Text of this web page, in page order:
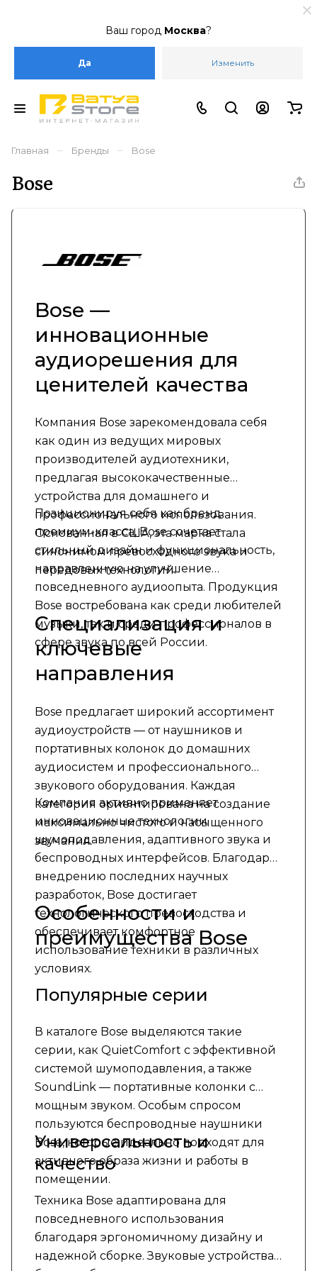
Ваш город Москва?
Да Изменить
Главная – Бренды – Bose
Bose
Bose —
инновационные
аудиорешения для
ценителей качества
Компания Bose зарекомендовала себя
как один из ведущих мировых
производителей аудиотехники,
предлагая высококачественные
устройства для домашнего и
профессионального использования.
Основанная в США, эта марка стала
синонимом превосходного звука и
передовых технологий.
Позиционируя себя как бренд
премиум-класса, Bose сочетает
стильный дизайн и функциональность,
направленную на улучшение
повседневного аудиоопыта. Продукция
Bose востребована как среди любителей
музыки, так и среди профессионалов в
сфере звука по всей России.
Специализация и
ключевые
направления
Bose предлагает широкий ассортимент
аудиоустройств — от наушников и
портативных колонок до домашних
аудиосистем и профессионального
звукового оборудования. Каждая
категория ориентирована на создание
максимально чистого и насыщенного
звучания.
Компания активно применяет
инновационные технологии
шумоподавления, адаптивного звука и
беспроводных интерфейсов. Благодаря
внедрению последних научных
разработок, Bose достигает
технологического превосходства и
обеспечивает комфортное
использование техники в различных
условиях.
Особенности и
преимущества Bose
Популярные серии
В каталоге Bose выделяются такие
серии, как QuietComfort с эффективной
системой шумоподавления, а также
SoundLink — портативные колонки с
мощным звуком. Особым спросом
пользуются беспроводные наушники
Bose, которые идеально подходят для
активного образа жизни и работы в
помещении.
Универсальность и
качество
Техника Bose адаптирована для
повседневного использования
благодаря эргономичному дизайну и
надежной сборке. Звуковые устройства